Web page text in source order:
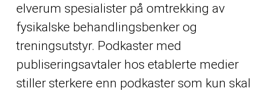
elverum spesialister på omtrekking av
fysikalske behandlingsbenker og
treningsutstyr. Podkaster med
publiseringsavtaler hos etablerte medier
stiller sterkere enn podkaster som kun skal